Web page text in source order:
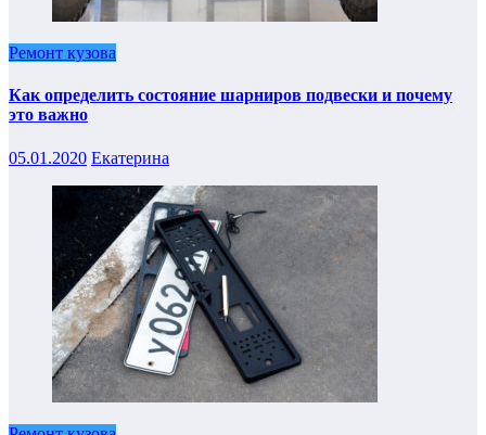
Ремонт кузова
Как определить состояние шарниров подвески и почему
это важно
05.01.2020 Екатерина